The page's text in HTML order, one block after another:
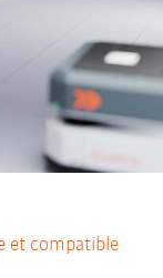
et compatible